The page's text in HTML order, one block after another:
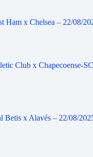
Ham x Chelsea – 22/08/
Club x Chapecoense-
Betis x Alavés – 22/08/